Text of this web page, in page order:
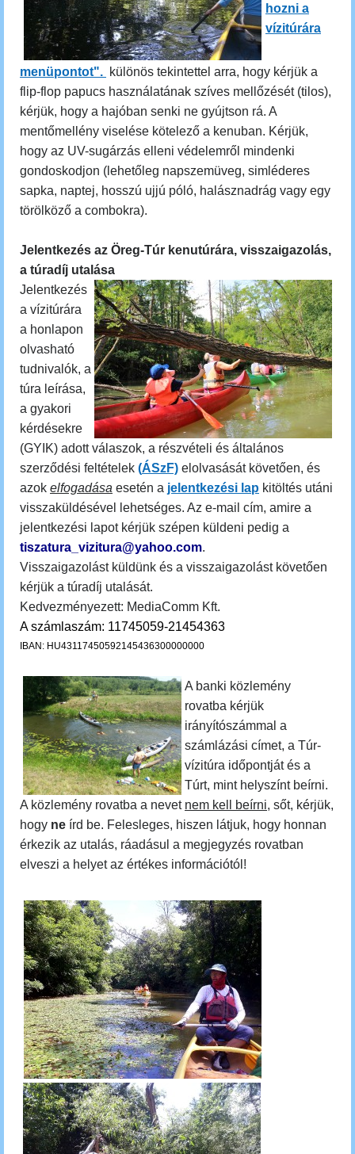
hozni a
vízitúrára
menüpontot". különös tekintettel arra, hogy kérjük a
flip-flop papucs használatának szíves mellőzését (tilos),
kérjük, hogy a hajóban senki ne gyújtson rá. A
mentőmellény viselése kötelező a kenuban. Kérjük,
hogy az UV-sugárzás elleni védelemről mindenki
gondoskodjon (lehetőleg napszemüveg, simléderes
sapka, naptej, hosszú ujjú póló, halásznadrág vagy egy
törölköző a combokra).
Jelentkezés az Öreg-Túr kenutúrára, visszaigazolás,
a túradíj utalása
Jelentkezés
a vízitúrára
a honlapon
olvasható
tudnivalók, a
túra leírása,
a gyakori
kérdésekre
(GYIK) adott válaszok, a részvételi és általános
szerződési feltételek (ÁSzF) elolvasását követően, és
azok elfogadása esetén a jelentkezési lap kitöltés utáni
visszaküldésével lehetséges. Az e-mail cím, amire a
jelentkezési lapot kérjük szépen küldeni pedig a
tiszatura_vizitura@yahoo.com.
Visszaigazolást küldünk és a visszaigazolást követően
kérjük a túradíj utalását.
Kedvezményezett: MediaComm Kft.
A számlaszám: 11745059-21454363
IBAN: HU43117450592145436300000000
A banki közlemény
rovatba kérjük
irányítószámmal a
számlázási címet, a Túr-
vízitúra időpontját és a
Túrt, mint helyszínt beírni.
A közlemény rovatba a nevet nem kell beírni, sőt, kérjük,
hogy ne írd be. Felesleges, hiszen látjuk, hogy honnan
érkezik az utalás, ráadásul a megjegyzés rovatban
elveszi a helyet az értékes információtól!